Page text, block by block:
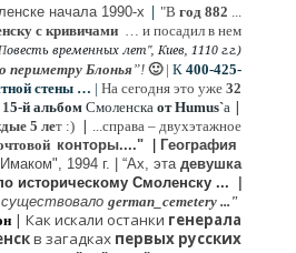
начала 1990-х | "В год 882 ...
с кривичами … и посадил в нем
Повесть временных лет", Киев, 1110 г.г.)
периметру Блонья”! 🙂| К 400-425-
стены … | На сегодня это уже 32
15-й альбом Смоленска от Humus`a |
5 лет :) | ...справа – двухэтажное
конторы...."
Гeография
1994 г. “Ах, эта девушка
о историческому Смоленску ...
german_cemetery ..."
| Как искали останки генерала
в загадках первых русских